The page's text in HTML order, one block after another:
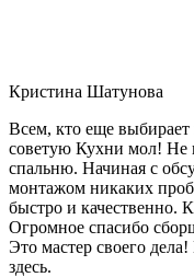
Кристина Шатунова
Всем, кто еще
советую Кухни мол! Не
спальню. Начиная с
монтажом никаких
быстро и качественно.
Огромное спасибо
Это мастер своего
здесь.